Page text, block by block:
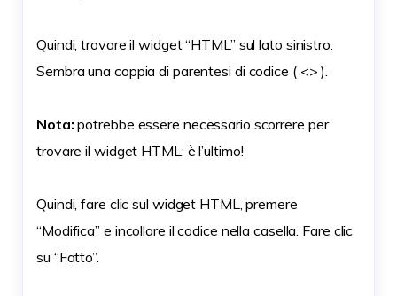
Quindi, trovare il widget “HTML” sul lato sinistro.
Sembra una coppia di parentesi di codice ( <> ).
Nota: potrebbe essere necessario scorrere per
trovare il widget HTML: è l’ultimo!
Quindi, fare clic sul widget HTML, premere
“Modifica” e incollare il codice nella casella. Fare clic
su “Fatto”.